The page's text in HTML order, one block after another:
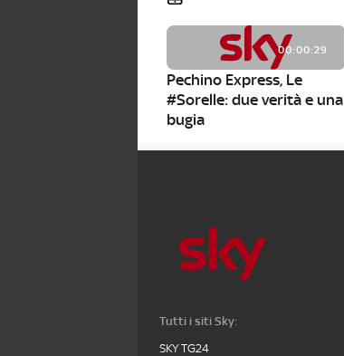
00:00:29
Pechino Express, Le
#Sorelle: due verità e una
bugia
#Cineasti: la
presentazione
Tutti i siti Sky:
SKY TG24